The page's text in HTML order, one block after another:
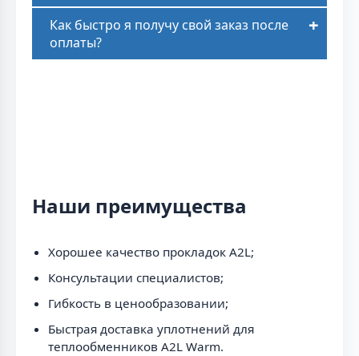
Как быстро я получу свой заказ после
оплаты?
Наши преимущества
Хорошее качество прокладок A2L;
Консультации специалистов;
Гибкость в ценообразовании;
Быстрая доставка уплотнений для
теплообменников A2L Warm.